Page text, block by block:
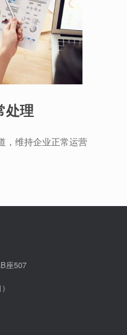
处理
，维持企业正常运营
座507